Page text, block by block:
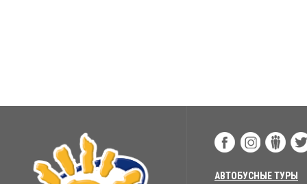
АВТОБУСНЫЕ ТУРЫ